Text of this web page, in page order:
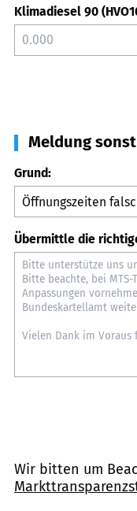
Klimadiesel 90
Meldung
Grund:
Übermittle die
Wir bitten um